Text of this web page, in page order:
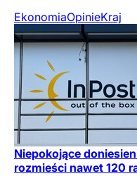
EkonomiaOpinieKraj
Niepokojące
rozmieści nawet 120